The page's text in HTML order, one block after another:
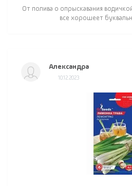
От полива о опрыскавания
все хорошеет
Александра
10.12.2023